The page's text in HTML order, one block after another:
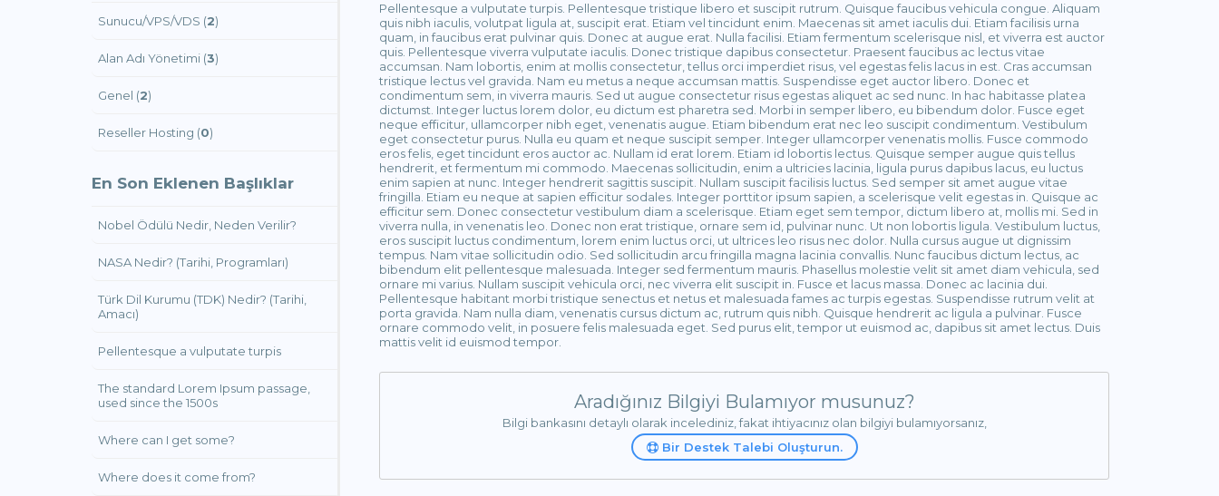
Pellentesque a vulputate turpis. Pellentesque tristique libero et suscipit rutrum. Quisque faucibus vehicula congue. Aliquam
quis nibh iaculis, volutpat ligula at, suscipit erat. Etiam vel tincidunt enim. Maecenas sit amet iaculis dui. Etiam facilisis urna
quam, in faucibus erat pulvinar quis. Donec at augue erat. Nulla facilisi. Etiam fermentum scelerisque nisl, et viverra est auctor
quis. Pellentesque viverra vulputate iaculis. Donec tristique dapibus consectetur. Praesent faucibus ac lectus vitae
accumsan. Nam lobortis, enim at mollis consectetur, tellus orci imperdiet risus, vel egestas felis lacus in est. Cras accumsan
tristique lectus vel gravida. Nam eu metus a neque accumsan mattis. Suspendisse eget auctor libero. Donec et
condimentum sem, in viverra mauris. Sed ut augue consectetur risus egestas aliquet ac sed nunc. In hac habitasse platea
dictumst. Integer luctus lorem dolor, eu dictum est pharetra sed. Morbi in semper libero, eu bibendum dolor. Fusce eget
neque efficitur, ullamcorper nibh eget, venenatis augue. Etiam bibendum erat nec leo suscipit condimentum. Vestibulum
eget consectetur purus. Nulla eu quam et neque suscipit semper. Integer ullamcorper venenatis mollis. Fusce commodo
eros felis, eget tincidunt eros auctor ac. Nullam id erat lorem. Etiam id lobortis lectus. Quisque semper augue quis tellus
hendrerit, et fermentum mi commodo. Maecenas sollicitudin, enim a ultricies lacinia, ligula purus dapibus lacus, eu luctus
enim sapien at nunc. Integer hendrerit sagittis suscipit. Nullam suscipit facilisis luctus. Sed semper sit amet augue vitae
fringilla. Etiam eu neque at sapien efficitur sodales. Integer porttitor ipsum sapien, a scelerisque velit egestas in. Quisque ac
efficitur sem. Donec consectetur vestibulum diam a scelerisque. Etiam eget sem tempor, dictum libero at, mollis mi. Sed in
viverra nulla, in venenatis leo. Donec non erat tristique, ornare sem id, pulvinar nunc. Ut non lobortis ligula. Vestibulum luctus,
eros suscipit luctus condimentum, lorem enim luctus orci, ut ultrices leo risus nec dolor. Nulla cursus augue ut dignissim
tempus. Nam vitae sollicitudin odio. Sed sollicitudin arcu fringilla magna lacinia convallis. Nunc faucibus dictum lectus, ac
bibendum elit pellentesque malesuada. Integer sed fermentum mauris. Phasellus molestie velit sit amet diam vehicula, sed
ornare mi varius. Nullam suscipit vehicula orci, nec viverra elit suscipit in. Fusce et lacus massa. Donec ac lacinia dui.
Pellentesque habitant morbi tristique senectus et netus et malesuada fames ac turpis egestas. Suspendisse rutrum velit at
porta gravida. Nam nulla diam, venenatis cursus dictum ac, rutrum quis nibh. Quisque hendrerit ac ligula a pulvinar. Fusce
ornare commodo velit, in posuere felis malesuada eget. Sed purus elit, tempor ut euismod ac, dapibus sit amet lectus. Duis
mattis velit id euismod tempor.
Aradığınız Bilgiyi Bulamıyor musunuz?
Bilgi bankasını detaylı olarak incelediniz, fakat ihtiyacınız olan bilgiyi bulamıyorsanız,
Bir Destek Talebi Oluşturun.
Sunucu/VPS/VDS (2)
Alan Adı Yönetimi (3)
Genel (2)
Reseller Hosting (0)
En Son Eklenen Başlıklar
Nobel Ödülü Nedir, Neden Verilir?
NASA Nedir? (Tarihi, Programları)
Türk Dil Kurumu (TDK) Nedir? (Tarihi,
Amacı)
Pellentesque a vulputate turpis
The standard Lorem Ipsum passage,
used since the 1500s
Where can I get some?
Where does it come from?